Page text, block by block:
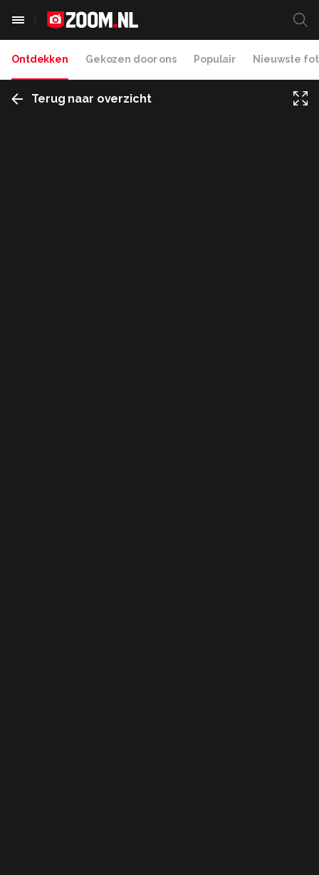
Ontdekken Gekozen door ons Populair Nieuwste
Terug naar overzicht